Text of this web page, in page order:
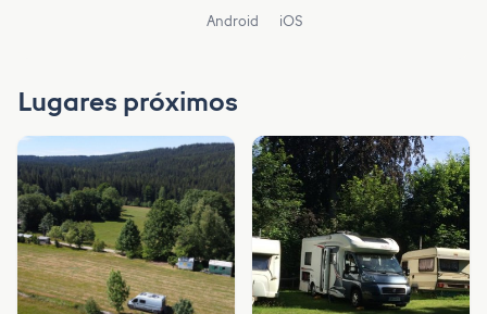
Android iOS
Lugares próximos